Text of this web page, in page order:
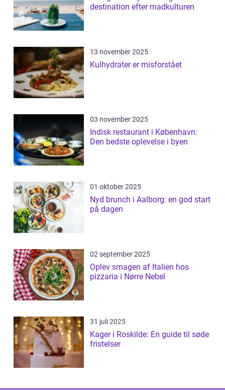
destination efter madkulturen
13 november 2025
Kulhydrater er misforstået
03 november 2025
Indisk restaurant i København:
Den bedste oplevelse i byen
01 oktober 2025
Nyd brunch i Aalborg: en god start
på dagen
02 september 2025
Oplev smagen af Italien hos
pizzaria i Nørre Nebel
31 juli 2025
Kager i Roskilde: En guide til søde
fristelser